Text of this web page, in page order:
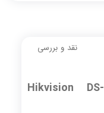
نقد و بررسی
مشخصات و ویژگی‌های Hikvision DS-